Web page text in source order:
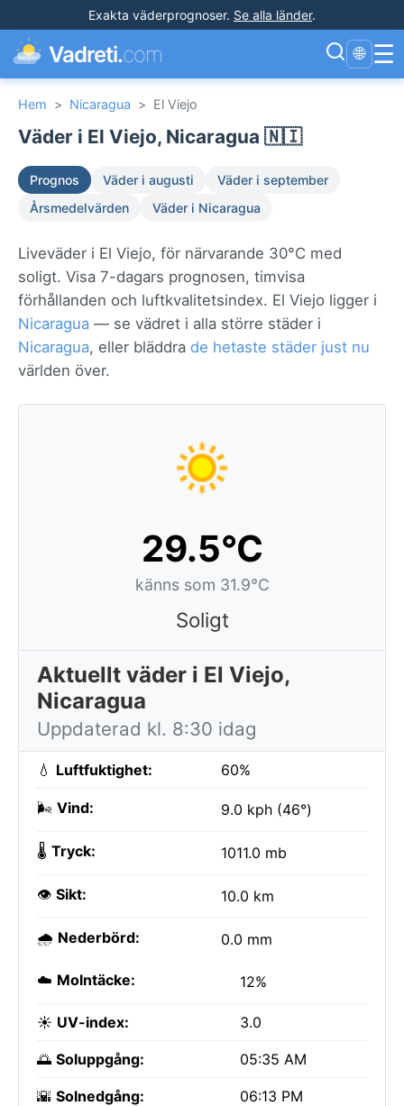
Exakta väderprognoser. Se alla länder.
Vadreti.com 🌐 ☰
Hem > Nicaragua > El Viejo
Väder i El Viejo, Nicaragua 🇳🇮
Prognos Väder i augusti
Väder i september
Årsmedelvärden
Väder i Nicaragua
Liveväder i El Viejo, för närvarande 30°C med
soligt. Visa 7-dagars prognosen, timvisa
förhållanden och luftkvalitetsindex. El Viejo ligger i
Nicaragua — se vädret i alla större städer i
Nicaragua, eller bläddra de hetaste städer just nu
världen över.
29.5°C
känns som 31.9°C
Soligt
Aktuellt väder i El Viejo,
Nicaragua
Uppdaterad kl. 8:30 idag
💧 Luftfuktighet: 60%
🌬️ Vind: 9.0 kph (46°)
🌡️ Tryck: 1011.0 mb
👁️ Sikt: 10.0 km
🌧️ Nederbörd: 0.0 mm
☁️ Molntäcke: 12%
☀️ UV-index: 3.0
🌅 Soluppgång: 05:35 AM
🌇 Solnedgång: 06:13 PM